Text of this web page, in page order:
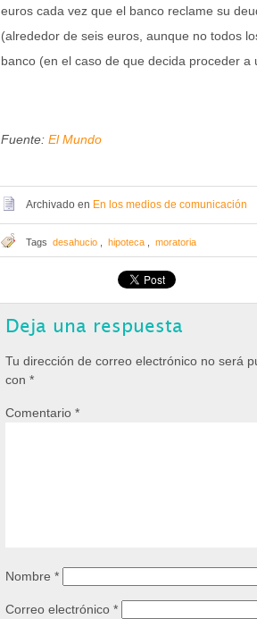
euros cada vez que el banco reclame su
(alrededor de seis euros, aunque no todos
banco (en el caso de que decida proceder a
Fuente: El Mundo
Archivado en En los medios de comunicación
Tags desahucio hipoteca moratoria
Deja una respuesta
Tu dirección de correo electrónico no será
con *
Comentario *
Nombre *
Correo electrónico *